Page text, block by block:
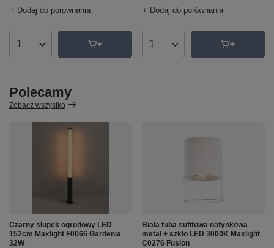
+ Dodaj do porównania
Ilość produktów
+ Dodaj do porównania
Ilość produktów
Polecamy
Zobacz wszystko
Czarny słupek ogrodowy LED
152cm Maxlight F0066 Gardenia
32W
Biała tuba sufitowa natynkowa
metal + szkło LED 3000K Maxlight
C0276 Fusion